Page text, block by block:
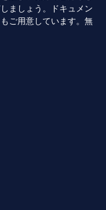
ましょう。ドキュメン
ご用意しています。無